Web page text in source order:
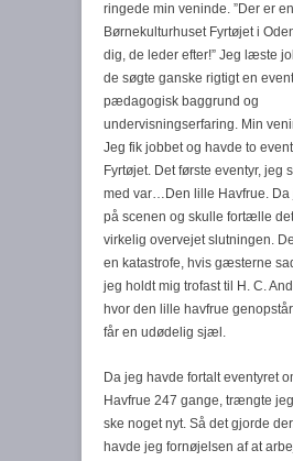
ringede min veninde. ”Der er
Børnekulturhuset Fyrtøjet i
dig, de leder efter!” Jeg læste
de søgte ganske rigtigt en
pædagogisk baggrund og
undervisningserfaring. Min
Jeg fik jobbet og havde to
Fyrtøjet. Det første eventyr, jeg
med var…Den lille Havfrue. Da
på scenen og skulle fortælle
virkelig overvejet slutningen.
en katastrofe, hvis gæsterne
jeg holdt mig trofast til H. C.
hvor den lille havfrue
får en udødelig sjæl.
Da jeg havde fortalt eventyret
Havfrue 247 gange, trængte
ske noget nyt. Så det gjorde
havde jeg fornøjelsen af at